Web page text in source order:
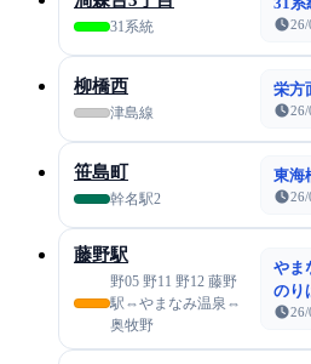
31系統 26/
柳橋西
津島線
栄方
26/
笹島町
幹名駅2
東海
26/
藤野駅
野05 野11 野12 藤野
駅⇔やまなみ温泉⇔
奥牧野
やま
のり
26/